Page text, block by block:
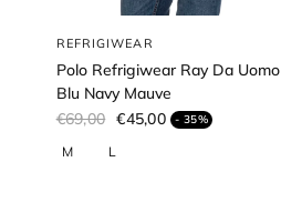
REFRIGIWEAR
Polo Refrigiwear Ray Da Uomo
Blu Navy Mauve
€69,00 €45,00 - 35%